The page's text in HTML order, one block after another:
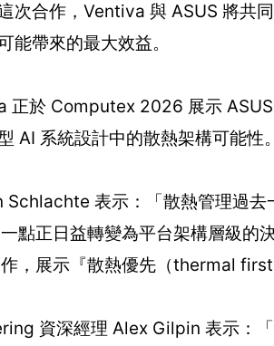
次合作，Ventiva 與 ASUS 將共
能帶來的最大效益。
正於 Computex 2026 展示
AI 系統設計中的散熱架構可能性。
表示：「散熱管理過去
點正日益轉變為平台架構層級的
，展示『散熱優先（thermal first
資深經理 Alex Gilpin 表示：